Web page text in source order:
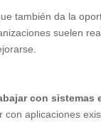
también da la
suelen
con
con aplicaciones